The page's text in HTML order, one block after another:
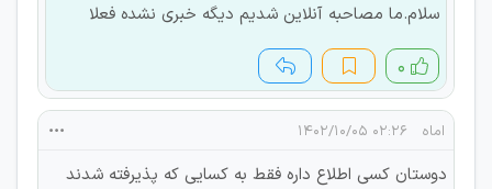
سلام.ما مصاحبه آنلاین شدیم دیگه خبری نشده فعلا
۰
اماه ۰۲:۲۶ ۱۴۰۲/۱۰/۰۵
دوستان کسی اطلاع داره فقط به کسایی که پذیرفته شدند